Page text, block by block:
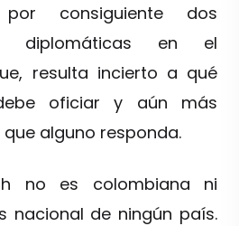
consiguiente dos
diplomáticas en el
resulta incierto a qué
oficiar y aún más
alguno responda.
no es colombiana ni
nacional de ningún país.